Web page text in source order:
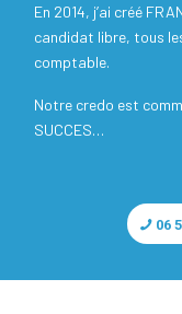
En 2014, j’ai créé
candidat libre, tous
comptable.
Notre credo est
SUCCES…
06